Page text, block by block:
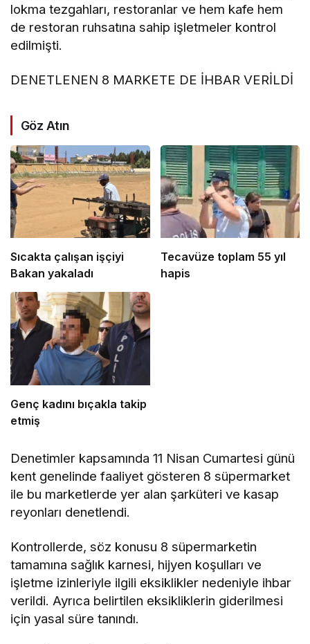
lokma tezgahları, restoranlar ve hem kafe hem
de restoran ruhsatına sahip işletmeler kontrol
edilmişti.
DENETLENEN 8 MARKETE DE İHBAR VERİLDİ
Göz Atın
Sıcakta çalışan işçiyi
Bakan yakaladı
Tecavüze toplam 55 yıl
hapis
Genç kadını bıçakla takip
etmiş
Denetimler kapsamında 11 Nisan Cumartesi günü
kent genelinde faaliyet gösteren 8 süpermarket
ile bu marketlerde yer alan şarküteri ve kasap
reyonları denetlendi.
Kontrollerde, söz konusu 8 süpermarketin
tamamına sağlık karnesi, hijyen koşulları ve
işletme izinleriyle ilgili eksiklikler nedeniyle ihbar
verildi. Ayrıca belirtilen eksikliklerin giderilmesi
için yasal süre tanındı.